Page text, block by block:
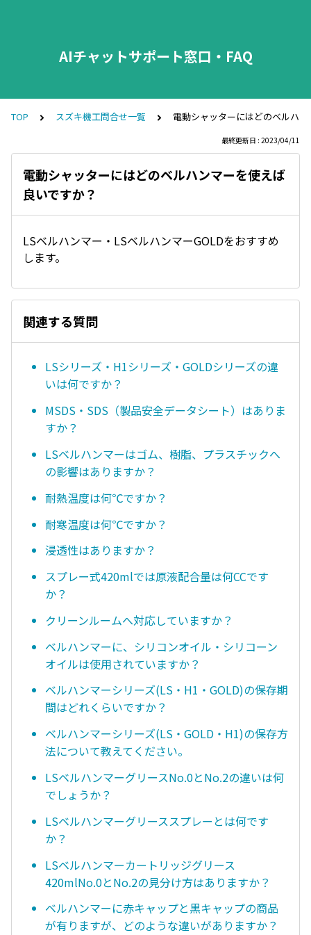
AIチャットサポート窓口・FAQ
TOP スズキ機工問合せ一覧 電動シャッターにはどのベルハ
最終更新日 : 2023/04/11
電動シャッターにはどのベルハンマーを使えば
良いですか？
LSベルハンマー・LSベルハンマーGOLDをおすすめ
します。
関連する質問
LSシリーズ・H1シリーズ・GOLDシリーズの違
いは何ですか？
MSDS・SDS（製品安全データシート）はありま
すか？
LSベルハンマーはゴム、樹脂、プラスチックへ
の影響はありますか？
耐熱温度は何℃ですか？
耐寒温度は何℃ですか？
浸透性はありますか？
スプレー式420mlでは原液配合量は何CCです
か？
クリーンルームへ対応していますか？
ベルハンマーに、シリコンオイル・シリコーン
オイルは使用されていますか？
ベルハンマーシリーズ(LS・H1・GOLD)の保存期
間はどれくらいですか？
ベルハンマーシリーズ(LS・GOLD・H1)の保存方
法について教えてください。
LSベルハンマーグリースNo.0とNo.2の違いは何
でしょうか？
LSベルハンマーグリーススプレーとは何です
か？
LSベルハンマーカートリッジグリース
420mlNo.0とNo.2の見分け方はありますか？
ベルハンマーに赤キャップと黒キャップの商品
が有りますが、どのような違いがありますか？